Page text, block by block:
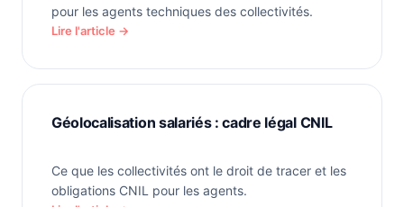
pour les agents techniques des collectivités.
Lire l'article →
Géolocalisation salariés : cadre légal CNIL
Ce que les collectivités ont le droit de tracer et les
obligations CNIL pour les agents.